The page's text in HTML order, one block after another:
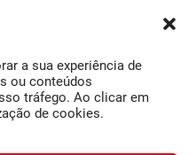
a sua experiência de
ou conteúdos
tráfego. Ao clicar em
de cookies.
leu e compreendeu a nossa
e Termos de uso.